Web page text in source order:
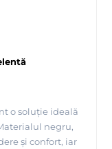
o soluție ideală
negru,
și confort, iar